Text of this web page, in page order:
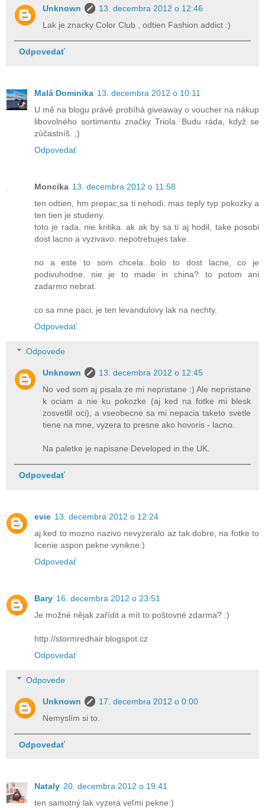
Unknown
13. decembra 2012 o 12:46
Lak je znacky Color Club , odtien Fashion addict :)
Odpovedať
Malá Dominika 13. decembra 2012 o 10:11
U mě na blogu právě probíhá giveaway o voucher na nákup
libovolného sortimentu značky Triola. Budu ráda, když se
zúčastníš. ;)
Odpovedať
Moncika 13. decembra 2012 o 11:58
ten odtien, hm prepac,sa ti nehodi. mas teply typ pokozky a
ten tien je studeny.
toto je rada, nie kritika. ak ak by sa ti aj hodil, take posobi
dost lacno a vyzivavo. nepotrebujes take.
no a este to som chcela...bolo to dost lacne, co je
podivuhodne. nie je to made in china? to potom ani
zadarmo nebrat.
co sa mne paci, je ten levandulovy lak na nechty.
Odpovedať
Odpovede
Unknown
13. decembra 2012 o 12:45
No ved som aj pisala ze mi nepristane :) Ale nepristane
k ociam a nie ku pokozke (aj ked na fotke mi blesk
zosvetlil oci), a vseobecne sa mi nepacia taketo svetle
tiene na mne, vyzera to presne ako hovoris - lacno.
Na paletke je napisane Developed in the UK.
Odpovedať
evie 13. decembra 2012 o 12:24
aj ked to mozno nazivo nevyzeralo az tak dobre, na fotke to
licenie aspon pekne vynikne:)
Odpovedať
Bary 16. decembra 2012 o 23:51
Je možné nějak zařídit a mít to poštovné zdarma? :)
http://stormredhair.blogspot.cz
Odpovedať
Odpovede
Unknown
17. decembra 2012 o 0:00
Nemyslím si to.
Odpovedať
Nataly 20. decembra 2012 o 19:41
ten samotný lak vyzerá veľmi pekne:)